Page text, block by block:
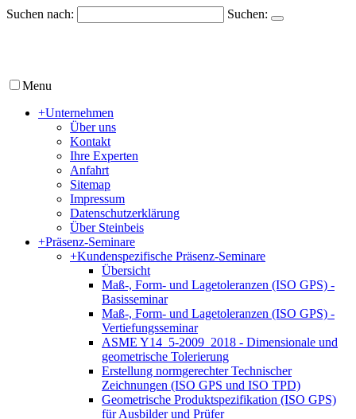
Suchen nach: Suchen:
Menu
+Unternehmen
Über uns
Kontakt
Ihre Experten
Anfahrt
Sitemap
Impressum
Datenschutzerklärung
Über Steinbeis
+Präsenz-Seminare
+Kundenspezifische Präsenz-Seminare
Übersicht
Maß-, Form- und Lagetoleranzen (ISO GPS) -
Basisseminar
Maß-, Form- und Lagetoleranzen (ISO GPS) -
Vertiefungsseminar
ASME Y14_5-2009_2018 - Dimensionale und
geometrische Tolerierung
Erstellung normgerechter Technischer
Zeichnungen (ISO GPS und ISO TPD)
Geometrische Produktspezifikation (ISO GPS)
für Ausbilder und Prüfer